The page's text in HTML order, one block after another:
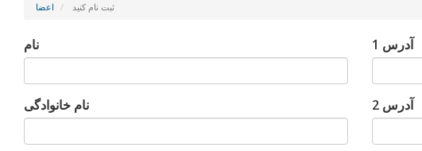
اعضا ثبت نام کنید
نام
نام خانوادگی
آدرس 1
آدرس 2